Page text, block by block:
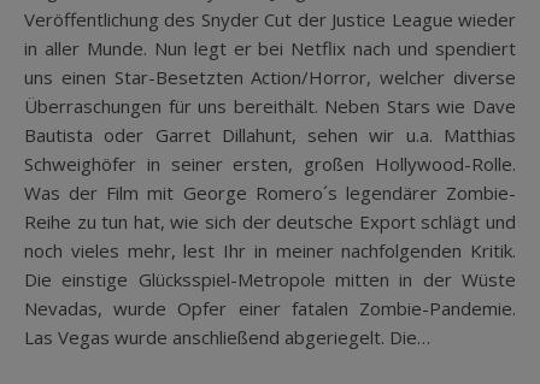
Veröffentlichung des Snyder Cut der Justice League wieder
in aller Munde. Nun legt er bei Netflix nach und spendiert
uns einen Star-Besetzten Action/Horror, welcher diverse
Überraschungen für uns bereithält. Neben Stars wie Dave
Bautista oder Garret Dillahunt, sehen wir u.a. Matthias
Schweighöfer in seiner ersten, großen Hollywood-Rolle.
Was der Film mit George Romero´s legendärer Zombie-
Reihe zu tun hat, wie sich der deutsche Export schlägt und
noch vieles mehr, lest Ihr in meiner nachfolgenden Kritik.
Die einstige Glücksspiel-Metropole mitten in der Wüste
Nevadas, wurde Opfer einer fatalen Zombie-Pandemie.
Las Vegas wurde anschließend abgeriegelt. Die…